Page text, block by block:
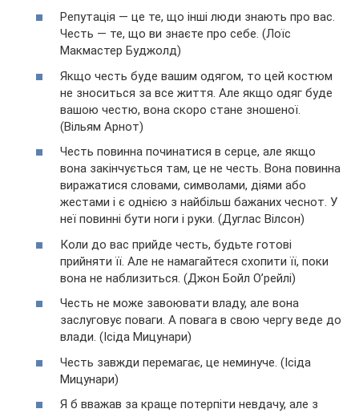
Репутація — це те, що інші люди знають про вас.
Честь — те, що ви знаєте про себе. (Лоїс
Макмастер Буджолд)
Якщо честь буде вашим одягом, то цей костюм
не зноситься за все життя. Але якщо одяг буде
вашою честю, вона скоро стане зношеної.
(Вільям Арнот)
Честь повинна починатися в серце, але якщо
вона закінчується там, це не честь. Вона повинна
виражатися словами, символами, діями або
жестами і є однією з найбільш бажаних чеснот. У
неї повинні бути ноги і руки. (Дуглас Вілсон)
Коли до вас прийде честь, будьте готові
прийняти її. Але не намагайтеся схопити її, поки
вона не наблизиться. (Джон Бойл О’рейлі)
Честь не може завоювати владу, але вона
заслуговує поваги. А повага в свою чергу веде до
влади. (Ісіда Мицунари)
Честь завжди перемагає, це неминуче. (Ісіда
Мицунари)
Я б вважав за краще потерпіти невдачу, але з